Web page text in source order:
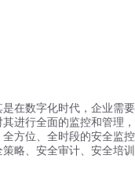
在数字化时代，企业需
进行全面的监控和管理
方位、全时段的安全监
略、安全审计、安全培